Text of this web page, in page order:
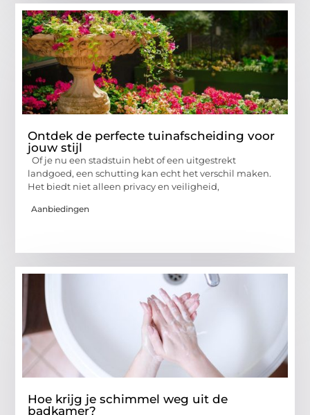
Ontdek de perfecte tuinafscheiding voor
jouw stijl
Of je nu een stadstuin hebt of een uitgestrekt
landgoed, een schutting kan echt het verschil maken.
Het biedt niet alleen privacy en veiligheid,
Aanbiedingen
Hoe krijg je schimmel weg uit de
badkamer?